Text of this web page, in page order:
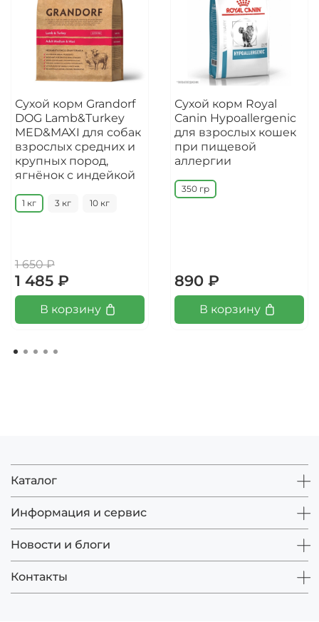
Сухой корм Grandorf
DOG Lamb&Turkey
MED&MAXI для собак
взрослых средних и
крупных пород,
ягнёнок с индейкой
1 кг 3 кг 10 кг
1 650 ₽
1 485 ₽
В корзину
Сухой корм Royal
Canin Hypoallergenic
для взрослых кошек
при пищевой
аллергии
350 гр
890 ₽
В корзину
Каталог
Информация и сервис
Новости и блоги
Контакты